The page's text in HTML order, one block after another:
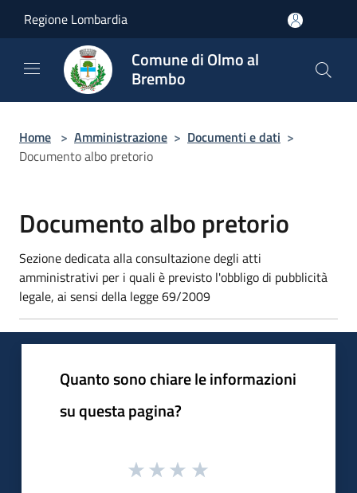
Regione Lombardia
Comune di Olmo al
Brembo
Home > Amministrazione > Documenti e dati >
Documento albo pretorio
Documento albo pretorio
Sezione dedicata alla consultazione degli atti
amministrativi per i quali è previsto l'obbligo di pubblicità
legale, ai sensi della legge 69/2009
Quanto sono chiare le informazioni
su questa pagina?